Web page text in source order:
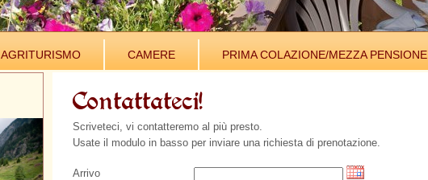
AGRITURISMO CAMERE PRIMA COLAZIONE/MEZZA PENSIONE
Contattateci!
Scriveteci, vi contatteremo al più presto.
Usate il modulo in basso per inviare una richiesta di prenotazione.
Arrivo